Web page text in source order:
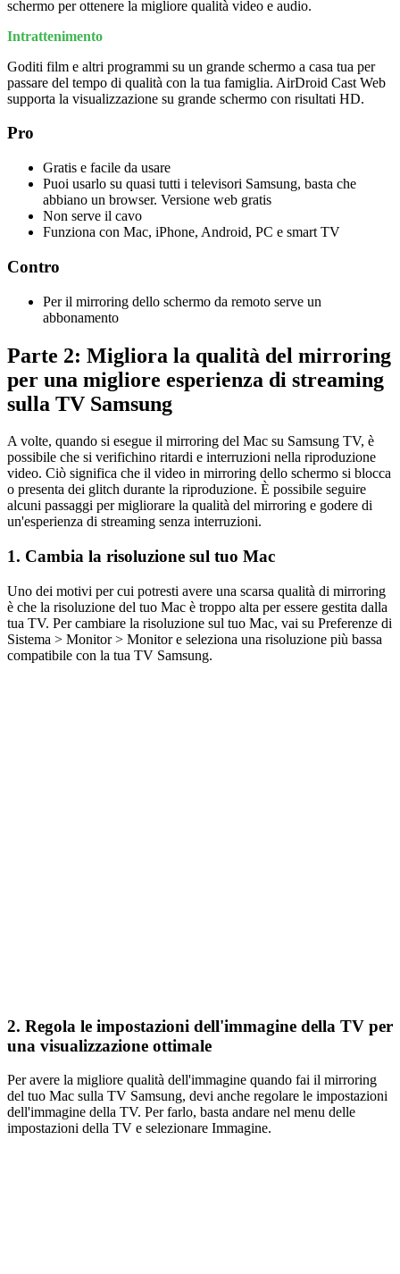
schermo per ottenere la migliore qualità video e audio.
Intrattenimento
Goditi film e altri programmi su un grande schermo a casa tua per
passare del tempo di qualità con la tua famiglia. AirDroid Cast Web
supporta la visualizzazione su grande schermo con risultati HD.
Pro
Gratis e facile da usare
Puoi usarlo su quasi tutti i televisori Samsung, basta che
abbiano un browser. Versione web gratis
Non serve il cavo
Funziona con Mac, iPhone, Android, PC e smart TV
Contro
Per il mirroring dello schermo da remoto serve un
abbonamento
Parte 2: Migliora la qualità del mirroring
per una migliore esperienza di streaming
sulla TV Samsung
A volte, quando si esegue il mirroring del Mac su Samsung TV, è
possibile che si verifichino ritardi e interruzioni nella riproduzione
video. Ciò significa che il video in mirroring dello schermo si blocca
o presenta dei glitch durante la riproduzione. È possibile seguire
alcuni passaggi per migliorare la qualità del mirroring e godere di
un'esperienza di streaming senza interruzioni.
1. Cambia la risoluzione sul tuo Mac
Uno dei motivi per cui potresti avere una scarsa qualità di mirroring
è che la risoluzione del tuo Mac è troppo alta per essere gestita dalla
tua TV. Per cambiare la risoluzione sul tuo Mac, vai su Preferenze di
Sistema > Monitor > Monitor e seleziona una risoluzione più bassa
compatibile con la tua TV Samsung.
2. Regola le impostazioni dell'immagine della TV per
una visualizzazione ottimale
Per avere la migliore qualità dell'immagine quando fai il mirroring
del tuo Mac sulla TV Samsung, devi anche regolare le impostazioni
dell'immagine della TV. Per farlo, basta andare nel menu delle
impostazioni della TV e selezionare Immagine.